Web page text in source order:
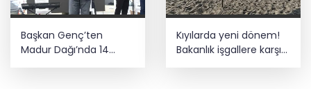
Başkan Genç’ten
Madur Dağı’nda 14
Kıyılarda yeni dönem!
Bakanlık işgallere karşı